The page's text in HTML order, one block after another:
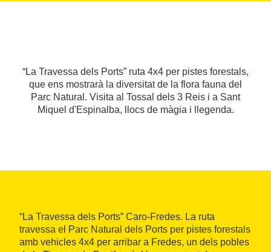
“La Travessa dels Ports” ruta 4x4 per pistes forestals,
que ens mostrarà la diversitat de la flora fauna del
Parc Natural. Visita al Tossal dels 3 Reis i a Sant
Miquel d'Espinalba, llocs de màgia i llegenda.
“La Travessa dels Ports” Caro-Fredes. La ruta
travessa el Parc Natural dels Ports per pistes forestals
amb vehicles 4x4 per arribar a Fredes, un dels pobles